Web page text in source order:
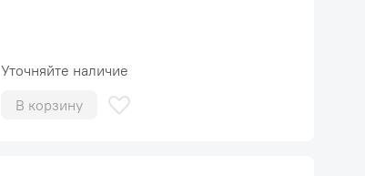
Уточняйте наличие
В корзину